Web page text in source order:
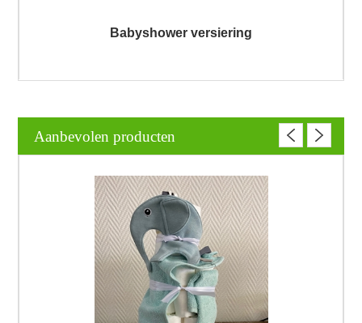
Babyshower versiering
Aanbevolen producten